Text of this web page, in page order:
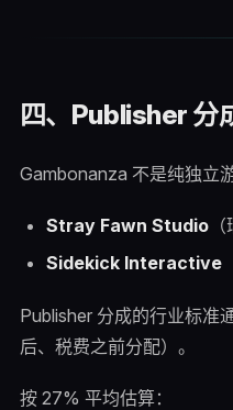
四、Publisher 分
Gambonanza 不是纯独立
Stray Fawn Studio（
Sidekick Interactive
Publisher 分成的行业标准
后、税费之前分配）。
按 27% 平均估算：